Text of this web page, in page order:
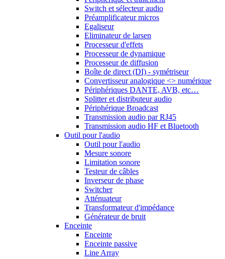
Switch et sélecteur audio
Préamplificateur micros
Egaliseur
Eliminateur de larsen
Processeur d'effets
Processeur de dynamique
Processeur de diffusion
Boîte de direct (DI) - symétriseur
Convertisseur analogique <> numérique
Périphériques DANTE, AVB, etc…
Splitter et distributeur audio
Périphérique Broadcast
Transmission audio par RJ45
Transmission audio HF et Bluetooth
Outil pour l'audio
Outil pour l'audio
Mesure sonore
Limitation sonore
Testeur de câbles
Inverseur de phase
Switcher
Atténuateur
Transformateur d'impédance
Générateur de bruit
Enceinte
Enceinte
Enceinte passive
Line Array